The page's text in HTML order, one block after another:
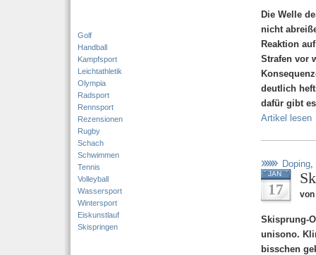
Golf
Handball
Kampfsport
Leichtathletik
Olympia
Radsport
Rennsport
Rezensionen
Rugby
Schach
Schwimmen
Tennis
Volleyball
Wassersport
Wintersport
Eiskunstlauf
Skispringen
Die Welle
nicht
Reaktion
Strafen vor
deutlich
dafür gibt
Artikel lesen
Doping,
JAN
17 von
Skisprung-
unisono.
bisschen